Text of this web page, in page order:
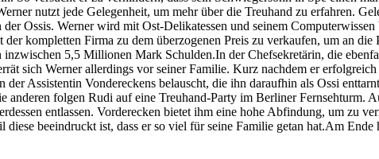
nutzt jede Gelegenheit, um mehr über die Treuhand zu erfahren.
Ossis. Werner wird mit Ost-Delikatessen und seinem
kompletten Firma zu dem überzogenen Preis zu verkaufen, um an
5,5 Millionen Mark Schulden.In der Chefsekretärin, die
sich Werner allerdings vor seiner Familie. Kurz nachdem er
Assistentin Vondereckens belauscht, die ihn daraufhin als Ossi
anderen folgen Rudi auf eine Treuhand-Party im Berliner Fernsehturm.
entlassen. Vorderecken bietet ihm eine hohe Abfindung, um zu
beeindruckt ist, dass er so viel für seine Familie getan hat.Am